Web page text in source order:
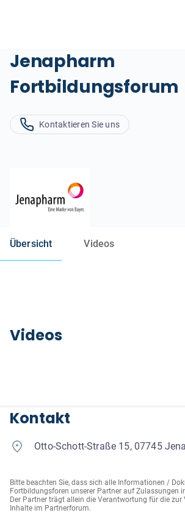
Jenapharm
Fortbildungsforum
Kontaktieren Sie uns
Übersicht Videos
Videos
Kontakt
Otto-Schott-Straße 15, 07745 Jena
Bitte beachten Sie, dass sich alle Informationen /
Fortbildungsforen unserer Partner auf Zulassungen
Der Partner trägt allein die Verantwortung für die zur
Inhalte im Partnerforum.